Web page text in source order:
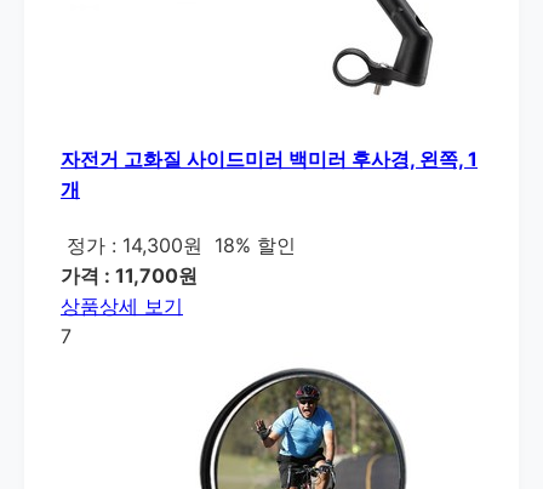
자전거 고화질 사이드미러 백미러 후사경, 왼쪽, 1
개
정가 : 14,300원
18% 할인
가격 : 11,700원
상품상세 보기
7